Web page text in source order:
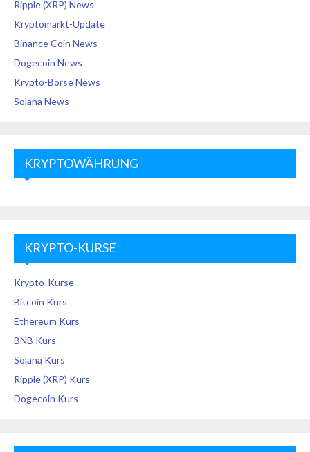
Ripple (XRP) News
Kryptomarkt-Update
Binance Coin News
Dogecoin News
Krypto-Börse News
Solana News
KRYPTOWÄHRUNG
KRYPTO-KURSE
Krypto-Kurse
Bitcoin Kurs
Ethereum Kurs
BNB Kurs
Solana Kurs
Ripple (XRP) Kurs
Dogecoin Kurs